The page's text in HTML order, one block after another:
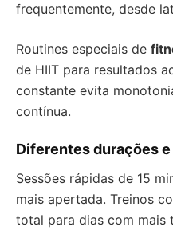
frequentemente, desde
Routines especiais de
de HIIT para resultados
constante evita
contínua.
Diferentes durações
Sessões rápidas de 15
mais apertada. Treinos
total para dias com mais